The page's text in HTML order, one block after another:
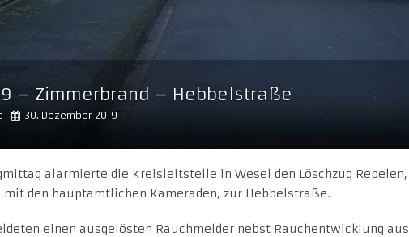
– Zimmerbrand – Hebbelstraße
30. Dezember 2019
alarmierte die Kreisleitstelle in Wesel den Löschzug Repelen,
mit den hauptamtlichen Kameraden, zur Hebbelstraße.
einen ausgelösten Rauchmelder nebst Rauchentwicklung aus